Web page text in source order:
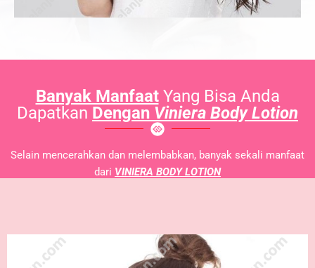
Banyak ManfaatYang Bisa Anda
Dapatkan Dengan Viniera Body Lotion
Selain mencerahkan dan melembabkan, banyak sekali manfaat
dari VINIERA BODY LOTION